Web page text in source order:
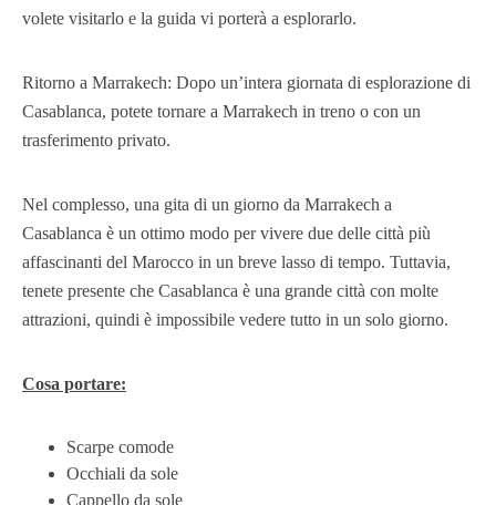
volete visitarlo e la guida vi porterà a esplorarlo.
Ritorno a Marrakech: Dopo un’intera giornata di esplorazione di
Casablanca, potete tornare a Marrakech in treno o con un
trasferimento privato.
Nel complesso, una gita di un giorno da Marrakech a
Casablanca è un ottimo modo per vivere due delle città più
affascinanti del Marocco in un breve lasso di tempo. Tuttavia,
tenete presente che Casablanca è una grande città con molte
attrazioni, quindi è impossibile vedere tutto in un solo giorno.
Cosa portare:
Scarpe comode
Occhiali da sole
Cappello da sole